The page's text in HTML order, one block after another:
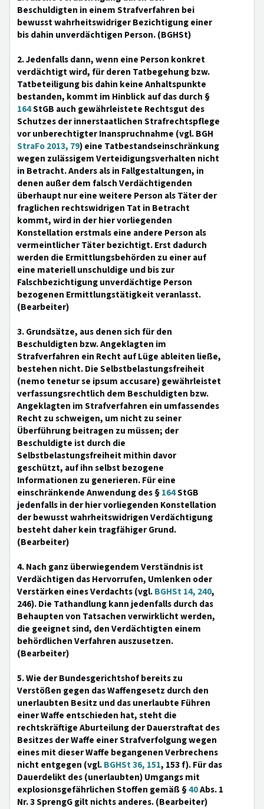
Beschuldigten in einem Strafverfahren bei
bewusst wahrheitswidriger Bezichtigung einer
bis dahin unverdächtigen Person. (BGHSt)
2. Jedenfalls dann, wenn eine Person konkret
verdächtigt wird, für deren Tatbegehung bzw.
Tatbeteiligung bis dahin keine Anhaltspunkte
bestanden, kommt im Hinblick auf das durch §
164StGB auch gewährleistete Rechtsgut des
Schutzes der innerstaatlichen Strafrechtspflege
vor unberechtigter Inanspruchnahme (vgl. BGH
StraFo 2013, 79) eine Tatbestandseinschränkung
wegen zulässigem Verteidigungsverhalten nicht
in Betracht. Anders als in Fallgestaltungen, in
denen außer dem falsch Verdächtigenden
überhaupt nur eine weitere Person als Täter der
fraglichen rechtswidrigen Tat in Betracht
kommt, wird in der hier vorliegenden
Konstellation erstmals eine andere Person als
vermeintlicher Täter bezichtigt. Erst dadurch
werden die Ermittlungsbehörden zu einer auf
eine materiell unschuldige und bis zur
Falschbezichtigung unverdächtige Person
bezogenen Ermittlungstätigkeit veranlasst.
(Bearbeiter)
3. Grundsätze, aus denen sich für den
Beschuldigten bzw. Angeklagten im
Strafverfahren ein Recht auf Lüge ableiten ließe,
bestehen nicht. Die Selbstbelastungsfreiheit
(nemo tenetur se ipsum accusare) gewährleistet
verfassungsrechtlich dem Beschuldigten bzw.
Angeklagten im Strafverfahren ein umfassendes
Recht zu schweigen, um nicht zu seiner
Überführung beitragen zu müssen; der
Beschuldigte ist durch die
Selbstbelastungsfreiheit mithin davor
geschützt, auf ihn selbst bezogene
Informationen zu generieren. Für eine
einschränkende Anwendung des §164StGB
jedenfalls in der hier vorliegenden Konstellation
der bewusst wahrheitswidrigen Verdächtigung
besteht daher kein tragfähiger Grund.
(Bearbeiter)
4. Nach ganz überwiegendem Verständnis ist
Verdächtigen das Hervorrufen, Umlenken oder
Verstärken eines Verdachts (vgl.BGHSt 14, 240,
246). Die Tathandlung kann jedenfalls durch das
Behaupten von Tatsachen verwirklicht werden,
die geeignet sind, den Verdächtigten einem
behördlichen Verfahren auszusetzen.
(Bearbeiter)
5. Wie der Bundesgerichtshof bereits zu
Verstößen gegen das Waffengesetz durch den
unerlaubten Besitz und das unerlaubte Führen
einer Waffe entschieden hat, steht die
rechtskräftige Aburteilung der Dauerstraftat des
Besitzes der Waffe einer Strafverfolgung wegen
eines mit dieser Waffe begangenen Verbrechens
nicht entgegen (vgl.BGHSt 36, 151, 153 f). Für das
Dauerdelikt des (unerlaubten) Umgangs mit
explosionsgefährlichen Stoffen gemäß §40Abs. 1
Nr. 3 SprengG gilt nichts anderes. (Bearbeiter)